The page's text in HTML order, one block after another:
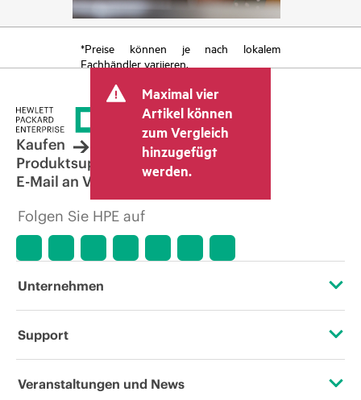
*Preise können je nach lokalem
Fachhändler variieren.
Maximal vier
Artikel können
zum Vergleich
hinzugefügt
werden.
Kaufen
Produktsupport
E-Mail an Vertrieb
Folgen Sie HPE auf
Unternehmen
Über HPE
Support
Operational Support Services
Veranstaltungen und News